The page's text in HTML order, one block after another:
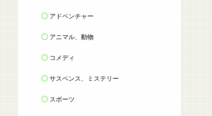
アドベンチャー
アニマル、動物
コメディ
サスペンス、ミステリー
スポーツ